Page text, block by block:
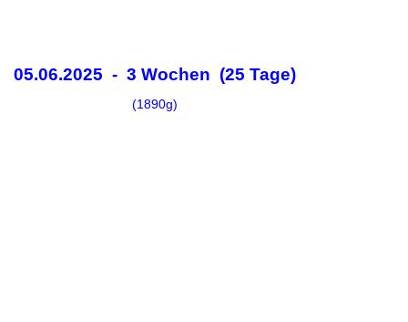
05.06.2025 - 3 Wochen (25 Tage)
(1890g)